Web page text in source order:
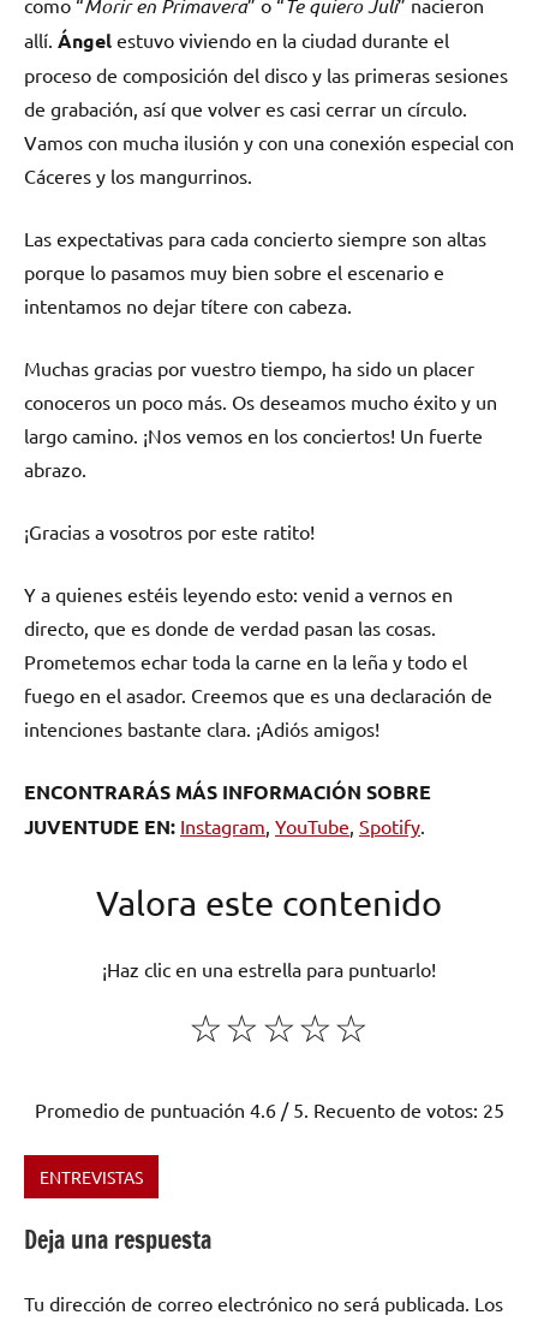
allí. Ángel estuvo viviendo en la ciudad durante el
proceso de composición del disco y las primeras sesiones
de grabación, así que volver es casi cerrar un círculo.
Vamos con mucha ilusión y con una conexión especial con
Cáceres y los mangurrinos.
Las expectativas para cada concierto siempre son altas
porque lo pasamos muy bien sobre el escenario e
intentamos no dejar títere con cabeza.
Muchas gracias por vuestro tiempo, ha sido un placer
conoceros un poco más. Os deseamos mucho éxito y un
largo camino. ¡Nos vemos en los conciertos! Un fuerte
abrazo.
¡Gracias a vosotros por este ratito!
Y a quienes estéis leyendo esto: venid a vernos en
directo, que es donde de verdad pasan las cosas.
Prometemos echar toda la carne en la leña y todo el
fuego en el asador. Creemos que es una declaración de
intenciones bastante clara. ¡Adiós amigos!
ENCONTRARÁS MÁS INFORMACIÓN SOBRE
JUVENTUDE EN: Instagram YouTube Spotify
Valora este contenido
¡Haz clic en una estrella para puntuarlo!
☆
☆
☆
☆
☆
Promedio de puntuación 4.6/ 5. Recuento de votos: 25
electrónica
Girando
ENTREVISTAS
Deja una respuesta
Tu dirección de correo electrónico no será publicada. Los